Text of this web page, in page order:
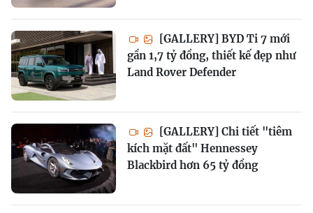
[GALLERY] BYD Ti 7 mới
gần 1,7 tỷ đồng, thiết kế đẹp như
Land Rover Defender
[GALLERY] Chi tiết "tiêm
kích mặt đất" Hennessey
Blackbird hơn 65 tỷ đồng